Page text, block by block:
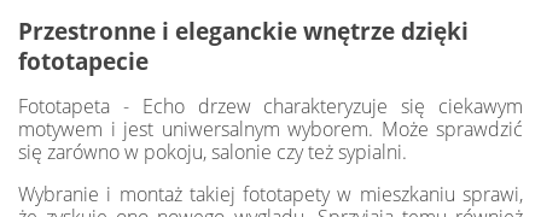
Przestronne i eleganckie wnętrze dzięki
fototapecie
Fototapeta - Echo drzew charakteryzuje się ciekawym
motywem i jest uniwersalnym wyborem. Może sprawdzić
się zarówno w pokoju, salonie czy też sypialni.
Wybranie i montaż takiej fototapety w mieszkaniu sprawi,